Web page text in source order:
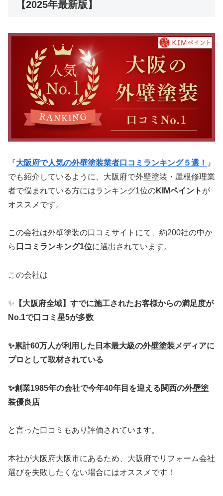
【2025年最新版】
『大阪府で人気の外壁塗装業者口コミランキング５選！ 』
でも紹介しているように、大阪府で外壁塗装・屋根修理業
者で悩まれている方にはランキング1位のKIMペイント が
オススメです。
この会社は外壁塗装の口コミサイトにて、約200社の中か
ら 口コミランキング1位に選出されています。
この会社は
✨ 【大阪府全域】すでに施工されたお客様からの満足度が
No.1で口コミ星5が多数
✨累計60万人が利用した日本最大級の外壁塗装メディアに
プロとして取材されている
✨創業1985年の会社で今年40年目を迎える関西の外壁塗
装優良店
と言った口コミもあり評価されています。
本社が大阪府大阪市にあるため、大阪府でリフォーム会社
選びを失敗したくない場合にはオススメです！